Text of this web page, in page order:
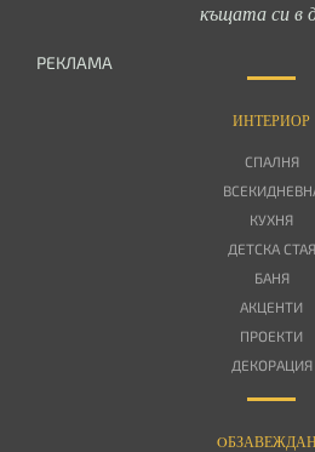
къщата си в
РЕКЛАМА
ИНТЕРИОР
СПАЛНЯ
КУХНЯ
ДЕТСКА СТАЯ
БАНЯ
АКЦЕНТИ
ПРОЕКТИ
ДЕКОРАЦИЯ